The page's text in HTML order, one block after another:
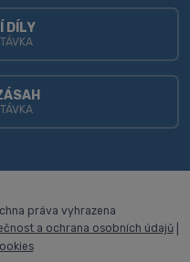
DÍLY
práva vyhrazena
a ochrana osobních údajů